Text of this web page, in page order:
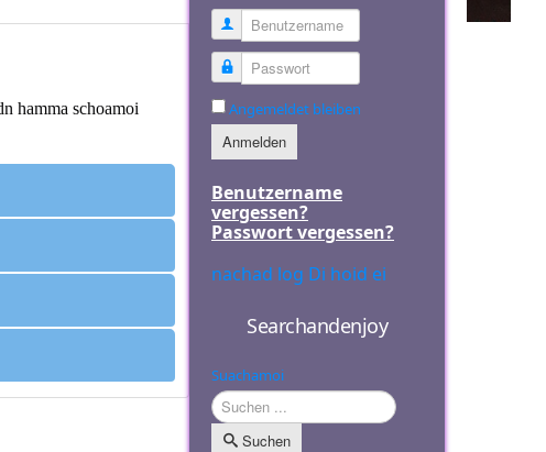
hamma schoamoi
Benutzername
Passwort
Angemeldet bleiben
Anmelden
Benutzername
vergessen?
Passwort vergessen?
nachad log Di hoid ei
Searchandenjoy
Suachamoi
Suchen